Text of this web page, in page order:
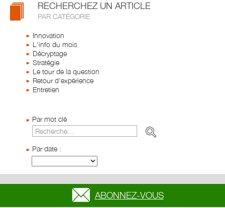
RECHERCHEZ UN ARTICLE
PAR CATÉGORIE
Innovation
L'info du mois
Décryptage
Stratégie
Le tour de la question
Retour d'expérience
Entretien
Par mot clé
Par date :
ABONNEZ-VOUS